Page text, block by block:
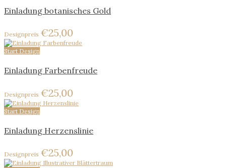
Einladung botanisches Gold
€25,00
Start Design
Einladung Farbenfreude
€25,00
Start Design
Einladung Herzenslinie
€25,00